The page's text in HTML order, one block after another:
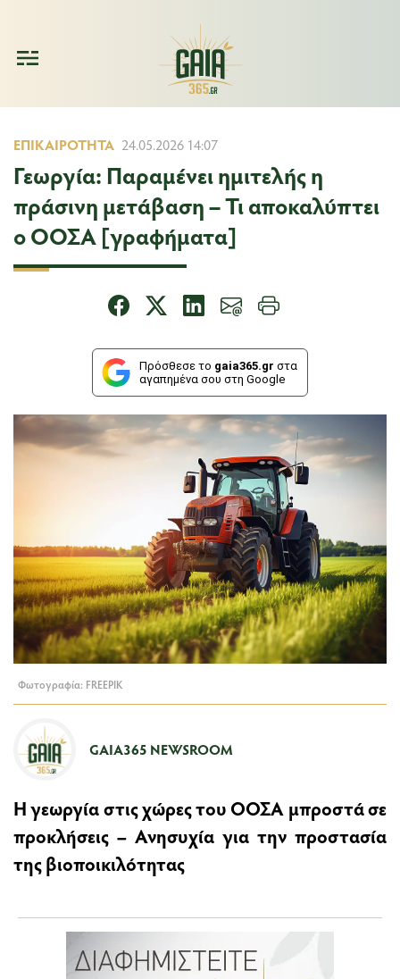
ΕΠΙΚΑΙΡΌΤΗΤΑ 24.05.2026 14:07
Γεωργία: Παραμένει ημιτελής η
πράσινη μετάβαση – Τι αποκαλύπτει
ο ΟΟΣΑ [γραφήματα]
Πρόσθεσε το gaia365.gr στα
αγαπημένα σου στη Google
Φωτογραφία: FREEPIK
GAIA365 NEWSROOM
Η γεωργία στις χώρες του ΟΟΣΑ μπροστά σε
προκλήσεις – Ανησυχία για την προστασία
της βιοποικιλότητας